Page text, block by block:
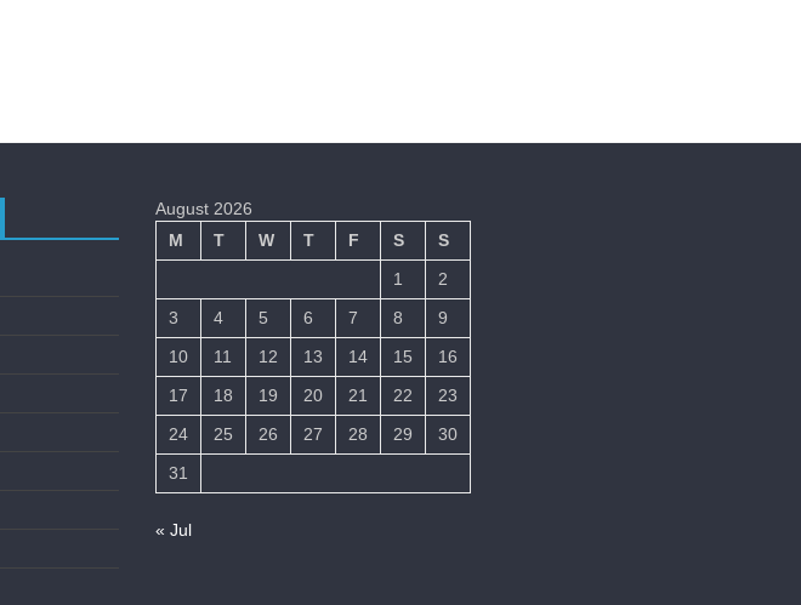
August 2026
M
T W T F S
S
1
2
3
4 5 6 7 8
9
10
11 12 13 14 15
16
17
18 19 20 21 22
23
24
25 26 27 28 29
30
31
« Jul